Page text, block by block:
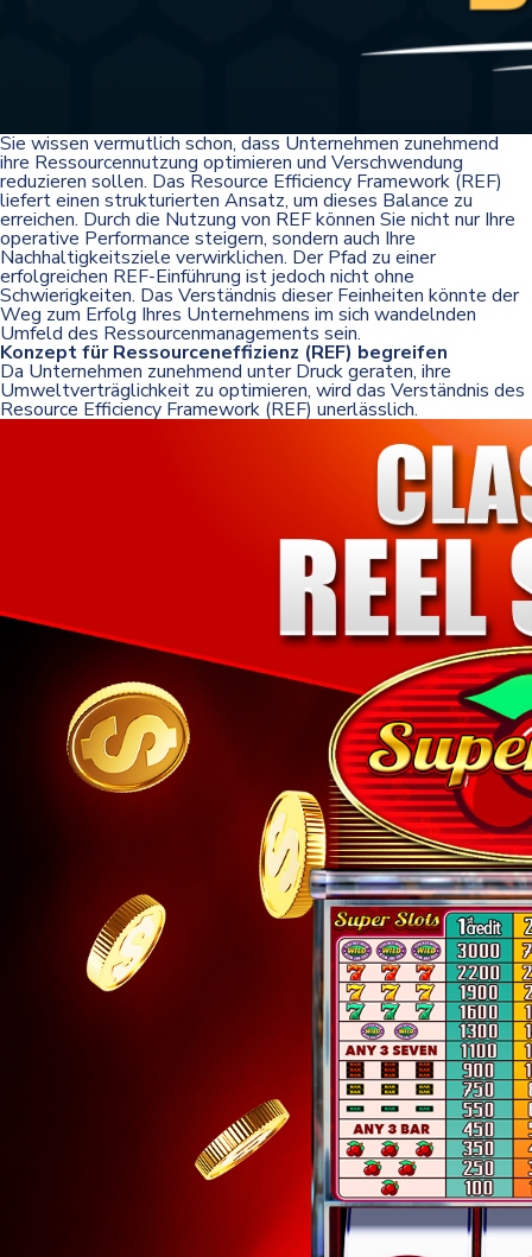
Sie wissen vermutlich schon, dass Unternehmen zunehmend
ihre Ressourcennutzung optimieren und Verschwendung
reduzieren sollen. Das Resource Efficiency Framework (REF)
liefert einen strukturierten Ansatz, um dieses Balance zu
erreichen. Durch die Nutzung von REF können Sie nicht nur Ihre
operative Performance steigern, sondern auch Ihre
Nachhaltigkeitsziele verwirklichen. Der Pfad zu einer
erfolgreichen REF-Einführung ist jedoch nicht ohne
Schwierigkeiten. Das Verständnis dieser Feinheiten könnte der
Weg zum Erfolg Ihres Unternehmens im sich wandelnden
Umfeld des Ressourcenmanagements sein.
Konzept für Ressourceneffizienz (REF) begreifen
Da Unternehmen zunehmend unter Druck geraten, ihre
Umweltverträglichkeit zu optimieren, wird das Verständnis des
Resource Efficiency Framework (REF) unerlässlich.